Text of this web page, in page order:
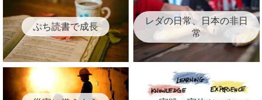
ぷち読書で成長
レダの日常、日本の非日
常